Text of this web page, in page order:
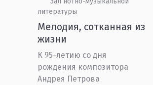
литературы
Мелодия, сотканная из
жизни
К 95-летию со дня
рождения композитора
Андрея Петрова